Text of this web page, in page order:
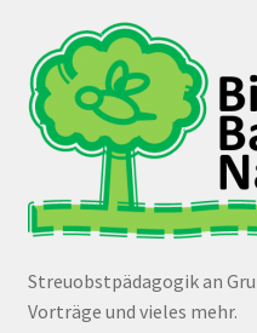
Streuobstpädagogik an
Vorträge und vieles mehr.